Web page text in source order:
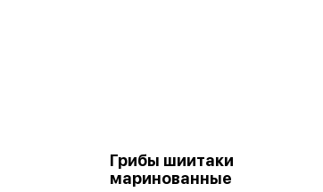
Грибы шиитаки
маринованные